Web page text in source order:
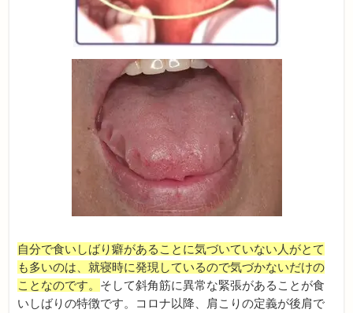
自分で食いしばり癖があることに気づいていない人がとて
も多いのは、就寝時に発現しているので気づかないだけの
ことなのです。 そして斜角筋に異常な緊張があることが食
いしばりの特徴です。コロナ以降、肩こりの定義が後肩で